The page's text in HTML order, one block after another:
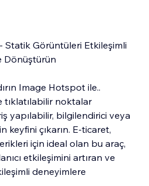
Görüntüleri Etkileşimli
Dönüştürün
Image Hotspot ile..
noktalar
yapılabilir, bilgilendirici veya
keyfini çıkarın. E-ticaret,
için ideal olan bu araç,
etkileşimini artıran ve
deneyimlere